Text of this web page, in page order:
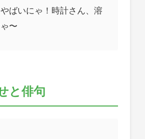
ばいにゃ！時計さん、溶
〜
と俳句